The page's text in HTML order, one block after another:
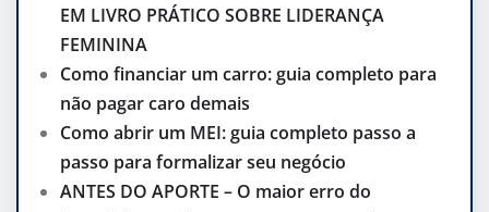
EM LIVRO PRÁTICO SOBRE LIDERANÇA
FEMININA
Como financiar um carro: guia completo para
não pagar caro demais
Como abrir um MEI: guia completo passo a
passo para formalizar seu negócio
ANTES DO APORTE – O maior erro do